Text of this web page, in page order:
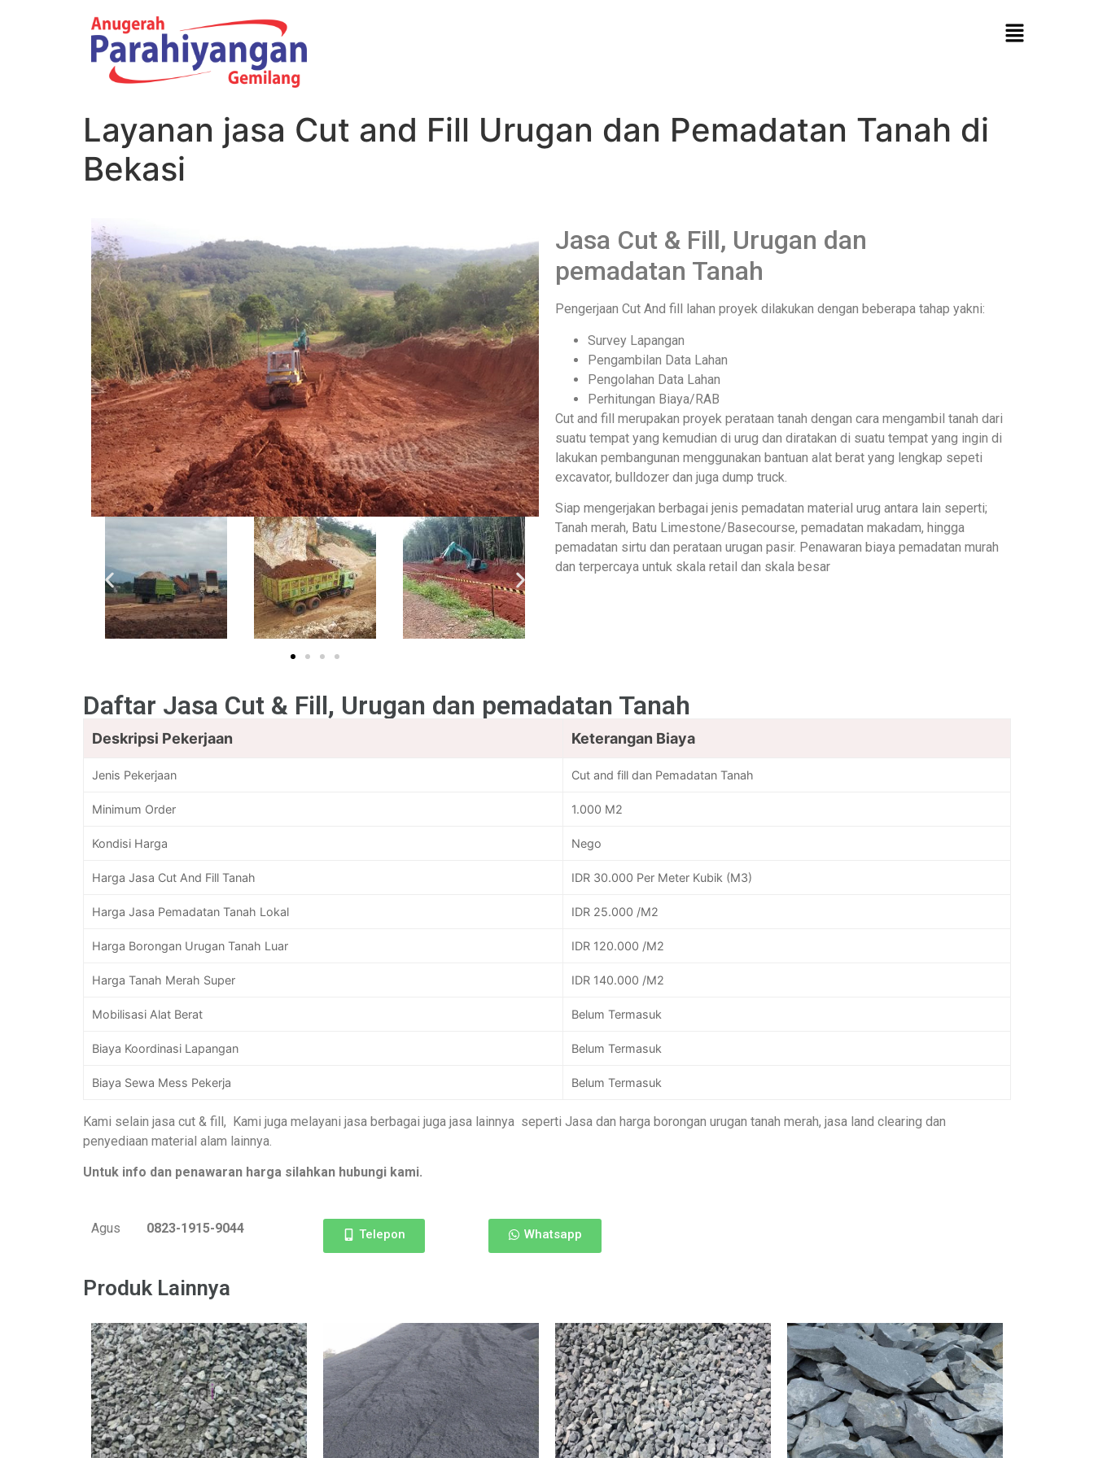
Layanan jasa Cut and Fill Urugan dan Pemadatan Tanah di
Bekasi
Jasa Cut & Fill, Urugan dan
pemadatan Tanah
Pengerjaan Cut And fill lahan proyek dilakukan dengan beberapa tahap yakni:
Survey Lapangan
Pengambilan Data Lahan
Pengolahan Data Lahan
Perhitungan Biaya/RAB
Cut and fill merupakan proyek perataan tanah dengan cara mengambil tanah dari
suatu tempat yang kemudian di urug dan diratakan di suatu tempat yang ingin di
lakukan pembangunan menggunakan bantuan alat berat yang lengkap sepeti
excavator, bulldozer dan juga dump truck.
Siap mengerjakan berbagai jenis pemadatan material urug antara lain seperti;
Tanah merah, Batu Limestone/Basecourse, pemadatan makadam, hingga
pemadatan sirtu dan perataan urugan pasir. Penawaran biaya pemadatan murah
dan terpercaya untuk skala retail dan skala besar
Daftar Jasa Cut & Fill, Urugan dan pemadatan Tanah
Deskripsi Pekerjaan Keterangan Biaya
Jenis Pekerjaan Cut and fill dan Pemadatan Tanah
Minimum Order 1.000 M2
Kondisi Harga Nego
Harga Jasa Cut And Fill Tanah IDR 30.000 Per Meter Kubik (M3)
Harga Jasa Pemadatan Tanah Lokal IDR 25.000 /M2
Harga Borongan Urugan Tanah Luar IDR 120.000 /M2
Harga Tanah Merah Super IDR 140.000 /M2
Mobilisasi Alat Berat Belum Termasuk
Biaya Koordinasi Lapangan Belum Termasuk
Biaya Sewa Mess Pekerja Belum Termasuk
Kami selain jasa cut & fill, Kami juga melayani jasa berbagai juga jasa lainnya seperti Jasa dan harga borongan urugan tanah merah, jasa land clearing dan
penyediaan material alam lainnya.
Untuk info dan penawaran harga silahkan hubungi kami.
Agus 0823-1915-9044 Telepon Whatsapp
Produk Lainnya